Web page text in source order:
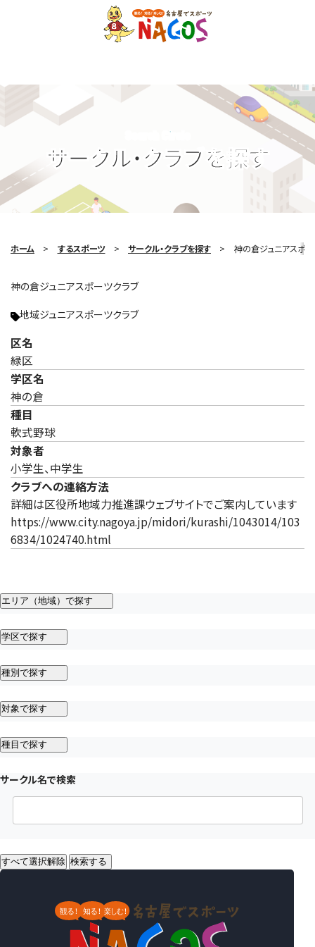
サークル・クラブを探す
Search Circle
ホーム するスポーツ サークル・クラブを探す 神の倉ジュニアスポー
神の倉ジュニアスポーツクラブ
地域ジュニアスポーツクラブ
区名
緑区
学区名
神の倉
種目
軟式野球
対象者
小学生、中学生
クラブへの連絡方法
詳細は区役所地域力推進課ウェブサイトでご案内しています
https://www.city.nagoya.jp/midori/kurashi/1043014/103
6834/1024740.html
エリア（地域）で探す
学区で探す
種別で探す
対象で探す
種目で探す
サークル名で検索
すべて選択解除 検索する